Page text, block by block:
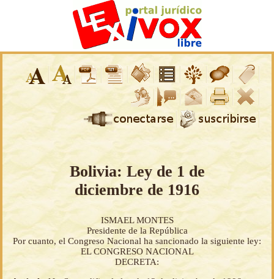
Bolivia: Ley de 1 de
diciembre de 1916
ISMAEL MONTES
Presidente de la República
Por cuanto, el Congreso Nacional ha sancionado la siguiente ley:
EL CONGRESO NACIONAL
DECRETA: